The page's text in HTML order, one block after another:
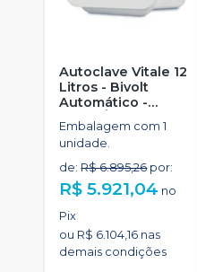
Autoclave Vitale 12
Litros - Bivolt
Automático -
CRISTÓFOLI
Embalagem com 1
unidade.
de:R$ 6.895,26 por:
R$ 5.921,04 no
Pix
ou R$ 6.104,16 nas
demais condições